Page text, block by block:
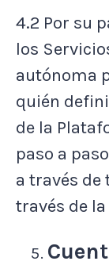
4.2 Por su
los
autónoma
quién
de la
paso a
a través
través de